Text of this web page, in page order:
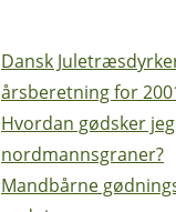
Dansk
årsberetning for
Hvordan gødsker
nordmannsgraner?
Mandbårne